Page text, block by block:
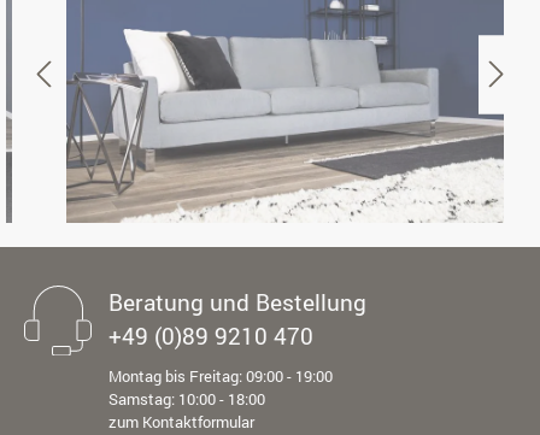
Beratung und Bestellung
+49 (0)89 9210 470
Montag bis Freitag: 09:00 - 19:00
Samstag: 10:00 - 18:00
zum Kontaktformular